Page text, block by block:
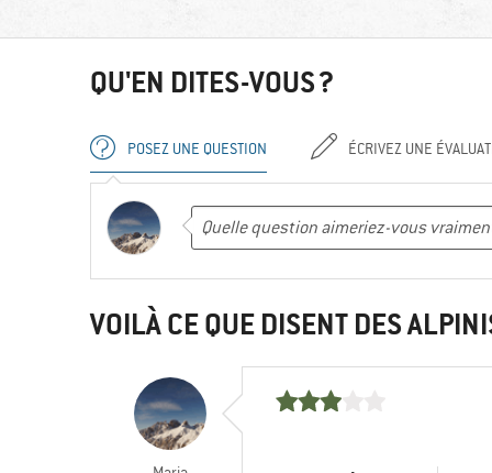
QU'EN DITES-VOUS ?
POSEZ UNE QUESTION ÉCRIVEZ UNE
VOILÀ CE QUE DISENT DES